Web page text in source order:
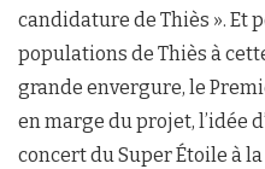
candidature de Thiès ». Et
populations de Thiès à
grande envergure, le
en marge du projet, l’idée
concert du Super Étoile à